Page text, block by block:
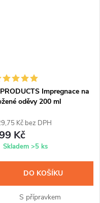
Impregnace na
oděvy 200 ml
Kč bez DPH
Kč
Skladem >5 ks
DO KOŠÍKU
přípravkem